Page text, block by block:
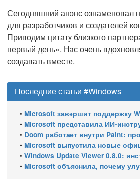
Сегодняшний анонс ознаменовал
для разработчиков и создателей
Приводим цитату близкого
первый день». Нас очень
создавать вместе.
Последние статьи #Windows
• Microsoft завершит поддержку Windows 10 Enterprise LTSC 2021 в январе 2027 года.
• Microsoft представила ИИ-инструменты для анализа
• Doom работает внутри Paint: проект DoomPaint от
• Microsoft выпустила новые официальные ISO-образы
• Windows Update Viewer 0.8.0: инструмент для просмотра истории обновлений
• Microsoft объяснила, почему улучшения Windows